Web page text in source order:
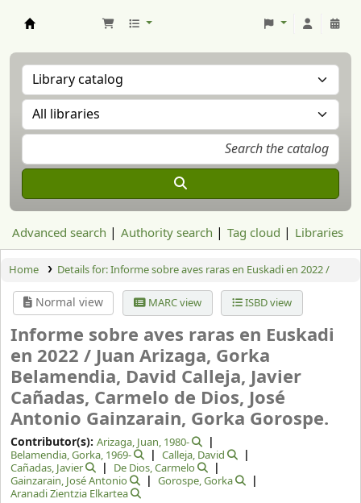
Advanced search Authority search Tag cloud Libraries
Home Details for:Informe sobre aves raras en Euskadi en 2022 /
Normal view MARC view ISBD view
Informe sobre aves raras en Euskadi
en 2022 / Juan Arizaga, Gorka
Belamendia, David Calleja, Javier
Cañadas, Carmelo de Dios, José
Antonio Gainzarain, Gorka Gorospe.
Contributor(s): Arizaga, Juan, 1980-
Belamendia, Gorka, 1969-
Calleja, David
Cañadas, Javier
De Dios, Carmelo
Gainzarain, José Antonio
Gorospe, Gorka
Aranadi Zientzia Elkartea